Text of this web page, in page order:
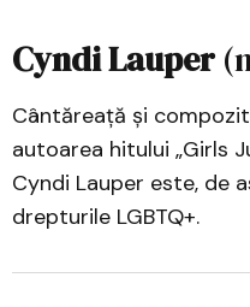
Cyndi Lauper
Cântăreață și
autoarea hitului „Girls
Cyndi Lauper este, de
drepturile LGBTQ+.